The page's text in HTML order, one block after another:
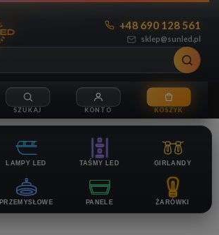
sklep@sunled.pl
+48 690 128 561
LAMPY LED TAŚMY LED GIRLANDY
PRZEMYSŁOWE PANELE ŻARÓWKI